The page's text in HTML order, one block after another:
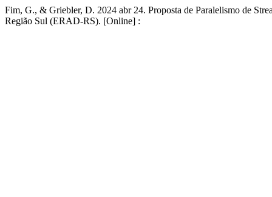
Fim, G., & Griebler, D. 2024 abr 24. Proposta de Paralelismo de
Região Sul (ERAD-RS). [Online] :